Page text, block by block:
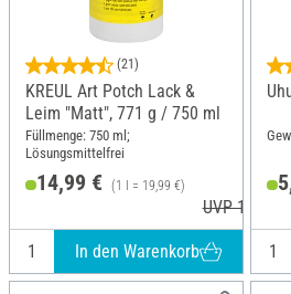
(21)
KREUL Art Potch Lack &
Leim "Matt", 771 g / 750 ml
Füllmenge: 750 ml;
Lösungsmittelfrei
14,99 € (1 l = 19,99 €)
UVP 17,99 €
In den Warenkorb